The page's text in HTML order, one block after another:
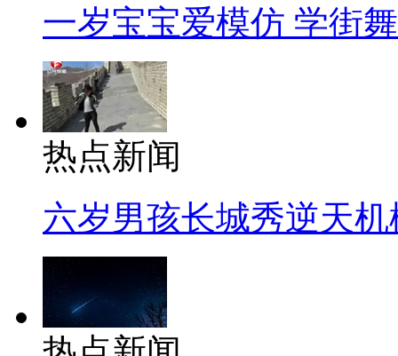
一岁宝宝爱模仿 学街
热点新闻
六岁男孩长城秀逆天机